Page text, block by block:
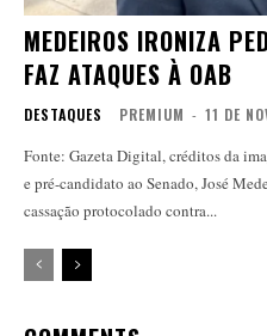
MEDEIROS IRONIZA
FAZ ATAQUES À OAB
DESTAQUES PREMIUM - 11 DE
Fonte: Gazeta Digital, créditos da imagem: Fred
e pré-candidato ao Senado, José
cassação protocolado contra...